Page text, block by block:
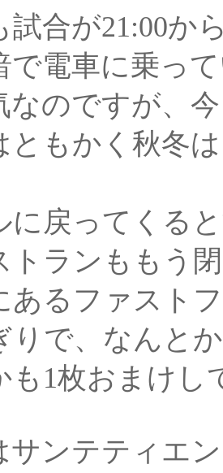
合が21:00か
で電車に乗っ
なのですが、
ともかく秋冬
戻ってくる
トランももう
あるファスト
りで、なんと
も1枚おまけし
ンテティエ